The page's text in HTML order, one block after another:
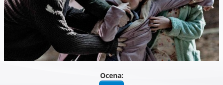
Ocena: